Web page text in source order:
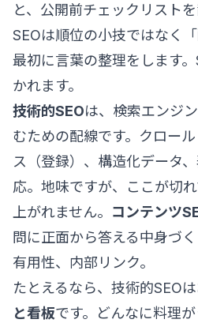
と、公開前チェックリストを
SEOは順位の小技ではなく
最初に言葉の整理をします
かれます。
技術的SEOは、検索エンジ
むための配線です。クロー
ス（登録）、構造化データ
応。地味ですが、ここが切
上がれません。 コンテンツ
問に正面から答える中身づ
有用性、内部リンク。
たとえるなら、技術的SEOは
と看板です。どんなに料理